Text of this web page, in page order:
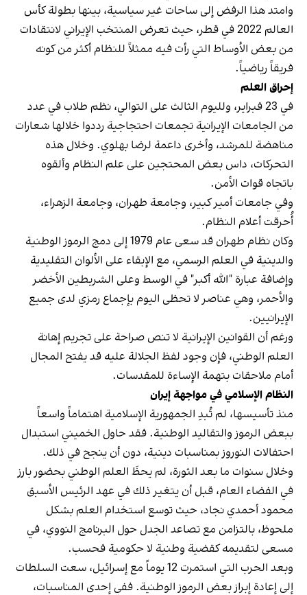
وامتد هذا الرفض إلى ساحات غير سياسية، بينها بطولة كأس
العالم 2022 في قطر، حيث تعرض المنتخب الإيراني لانتقادات
من بعض الأوساط التي رأت فيه ممثلاً للنظام أكثر من كونه
فريقاً رياضياً.
إحراق العلم
في 23 فبراير، ولليوم الثالث على التوالي، نظم طلاب في عدد
من الجامعات الإيرانية تجمعات احتجاجية رددوا خلالها شعارات
مناهضة للمرشد، وأخرى داعمة لرضا بهلوي. وخلال هذه
التحركات، داس بعض المحتجين على علم النظام وألقوه
باتجاه قوات الأمن.
وفي جامعات أمير كبير، وجامعة طهران، وجامعة الزهراء،
أُحرقت أعلام النظام.
وكان نظام طهران قد سعى عام 1979 إلى دمج الرموز الوطنية
والدينية في العلم الرسمي، مع الإبقاء على الألوان التقليدية
وإضافة عبارة "الله أكبر" في الوسط وعلى الشريطين الأخضر
والأحمر، وهي عناصر لا تحظى اليوم بإجماع رمزي لدى جميع
الإيرانيين.
ورغم أن القوانين الإيرانية لا تنص صراحة على تجريم إهانة
العلم الوطني، فإن وجود لفظ الجلالة عليه قد يفتح المجال
أمام ملاحقات بتهمة الإساءة للمقدسات.
النظام الإسلامي في مواجهة إيران
منذ تأسيسها، لم تُبدِ الجمهورية الإسلامية اهتماماً واسعاً
ببعض الرموز والتقاليد الوطنية. فقد حاول الخميني استبدال
احتفالات النوروز بمناسبات دينية، دون أن ينجح في ذلك.
وخلال سنوات ما بعد الثورة، لم يحظَ العلم الوطني بحضور بارز
في الفضاء العام، قبل أن يتغير ذلك في عهد الرئيس الأسبق
محمود أحمدي‌ نجاد، حيث توسع استخدام العلم بشكل
ملحوظ، بالتزامن مع تصاعد الجدل حول البرنامج النووي، في
مسعى لتقديمه كقضية وطنية لا حكومية فحسب.
وبعد الحرب التي استمرت 12 يوماً مع إسرائيل، سعت السلطات
إلى إعادة إبراز بعض الرموز الوطنية. ففي إحدى المناسبات،